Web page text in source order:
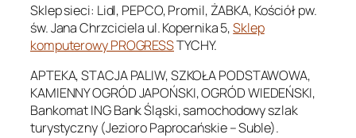
Sklep sieci: Lidl, PEPCO, Promil, ŻABKA, Kościół pw.
św. Jana Chrzciciela ul. Kopernika 5,Sklep
komputerowy PROGRESSTYCHY.
APTEKA, STACJA PALIW, SZKOŁA PODSTAWOWA,
KAMIENNY OGRÓD JAPOŃSKI, OGRÓD WIEDEŃSKI,
Bankomat ING Bank Śląski, samochodowy szlak
turystyczny (Jezioro Paprocańskie – Suble).